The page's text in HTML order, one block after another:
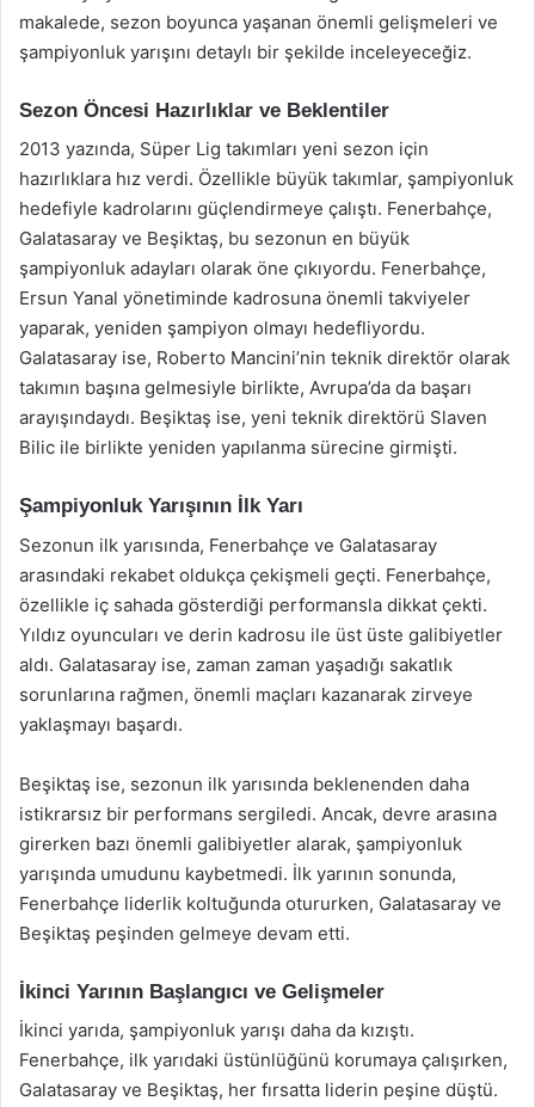
makalede, sezon boyunca yaşanan önemli gelişmeleri ve
şampiyonluk yarışını detaylı bir şekilde inceleyeceğiz.
Sezon Öncesi Hazırlıklar ve Beklentiler
2013 yazında, Süper Lig takımları yeni sezon için
hazırlıklara hız verdi. Özellikle büyük takımlar, şampiyonluk
hedefiyle kadrolarını güçlendirmeye çalıştı. Fenerbahçe,
Galatasaray ve Beşiktaş, bu sezonun en büyük
şampiyonluk adayları olarak öne çıkıyordu. Fenerbahçe,
Ersun Yanal yönetiminde kadrosuna önemli takviyeler
yaparak, yeniden şampiyon olmayı hedefliyordu.
Galatasaray ise, Roberto Mancini’nin teknik direktör olarak
takımın başına gelmesiyle birlikte, Avrupa’da da başarı
arayışındaydı. Beşiktaş ise, yeni teknik direktörü Slaven
Bilic ile birlikte yeniden yapılanma sürecine girmişti.
Şampiyonluk Yarışının İlk Yarı
Sezonun ilk yarısında, Fenerbahçe ve Galatasaray
arasındaki rekabet oldukça çekişmeli geçti. Fenerbahçe,
özellikle iç sahada gösterdiği performansla dikkat çekti.
Yıldız oyuncuları ve derin kadrosu ile üst üste galibiyetler
aldı. Galatasaray ise, zaman zaman yaşadığı sakatlık
sorunlarına rağmen, önemli maçları kazanarak zirveye
yaklaşmayı başardı.
Beşiktaş ise, sezonun ilk yarısında beklenenden daha
istikrarsız bir performans sergiledi. Ancak, devre arasına
girerken bazı önemli galibiyetler alarak, şampiyonluk
yarışında umudunu kaybetmedi. İlk yarının sonunda,
Fenerbahçe liderlik koltuğunda otururken, Galatasaray ve
Beşiktaş peşinden gelmeye devam etti.
İkinci Yarının Başlangıcı ve Gelişmeler
İkinci yarıda, şampiyonluk yarışı daha da kızıştı.
Fenerbahçe, ilk yarıdaki üstünlüğünü korumaya çalışırken,
Galatasaray ve Beşiktaş, her fırsatta liderin peşine düştü.